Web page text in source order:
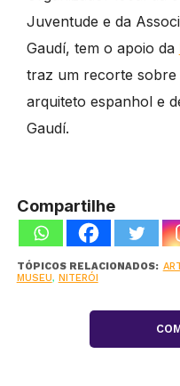
Juventude e da
Gaudí, tem o apoio da
traz um recorte sobre
arquiteto espanhol e
Gaudí.
Compartilhe
TÓPICOS RELACIONADOS:
MUSEU, NITERÓI